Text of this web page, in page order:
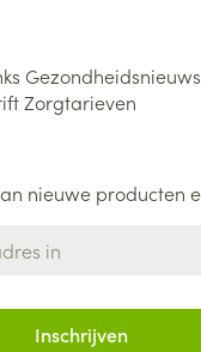
Gezondheidsnieuws
Zorgtarieven
nieuwe producten
Inschrijven